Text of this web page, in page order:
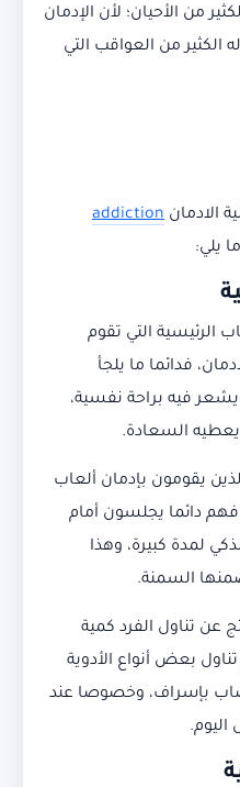
من الأحيان؛ لأن الإدمان
الكثير من العواقب التي
الادمان addiction
يلي:
الرئيسية التي تقوم
فدائما ما يلجأ
فيه براحة نفسية،
السعادة.
يقومون بإدمان ألعاب
فهم دائما يجلسون أمام
لمدة كبيرة، وهذا
السمنة.
عن تناول الفرد كمية
بعض أنواع الأدوية
بإسراف، وخصوصا عند